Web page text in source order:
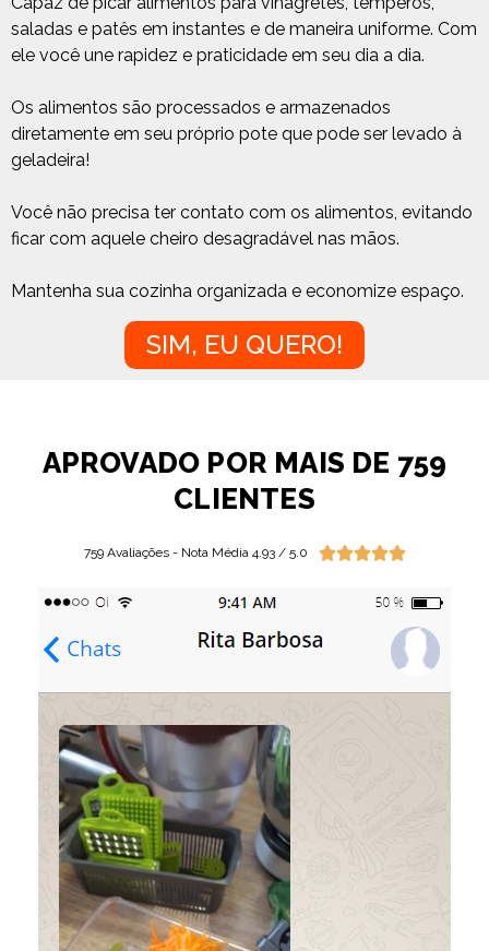
saladas e patês em instantes e de maneira uniforme. Com
ele você une rapidez e praticidade em seu dia a dia.
Os alimentos são processados e armazenados
diretamente em seu próprio pote que pode ser levado à
geladeira!
Você não precisa ter contato com os alimentos, evitando
ficar com aquele cheiro desagradável nas mãos.
Mantenha sua cozinha organizada e economize espaço.
SIM, EU QUERO!
APROVADO POR MAIS DE 759
CLIENTES
759 Avaliações - Nota Média 4.93 / 5.0 